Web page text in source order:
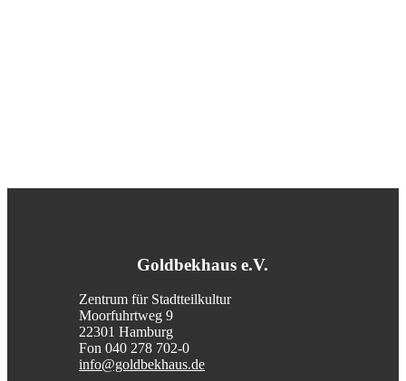
Goldbekhaus e.V.
Zentrum für Stadtteilkultur
Moorfuhrtweg 9
22301 Hamburg
Fon 040 278 702-0
info@goldbekhaus.de